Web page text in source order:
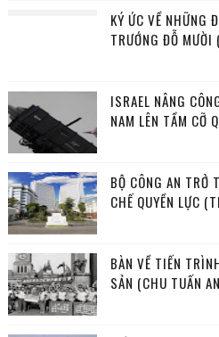
KÝ ỨC VỀ NHỮNG
TRƯỚNG ĐỖ
ISRAEL NÂNG
NAM LÊN TẦM CỠ
BỘ CÔNG AN TRỞ
CHẾ QUYỀN LỰC
BÀN VỀ TIẾN
SẢN (CHU TUẤN